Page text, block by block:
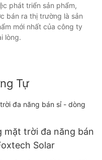
phát triển sản phẩm,
bán ra thị trường là sản
mới nhất của công ty
lòng.
Tự
mặt trời đa năng bán
Solar